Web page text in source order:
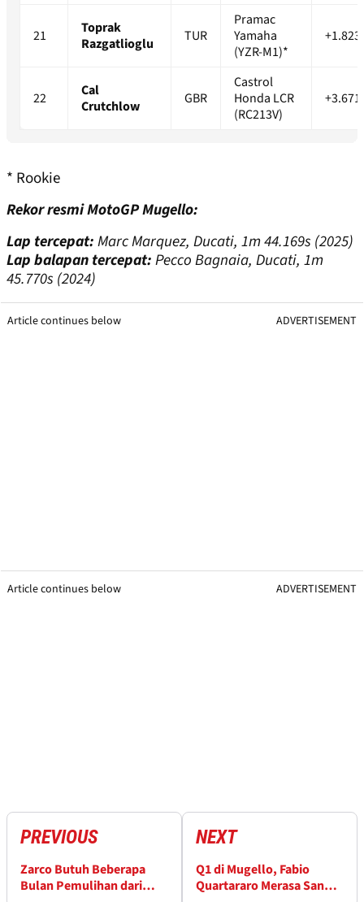
21
Toprak
Razgatlioglu
TUR
Pramac
Yamaha
(YZR-M1)*
22
Cal
Crutchlow
GBR
Castrol
Honda LCR
(RC213V)
* Rookie
Rekor resmi MotoGP Mugello:
Lap tercepat:Marc Marquez, Ducati, 1m 44.169s (2025)
Lap balapan tercepat:Pecco Bagnaia, Ducati, 1m
45.770s (2024)
Article continues below ADVERTISEMENT
Article continues below ADVERTISEMENT
PREVIOUS
Zarco Butuh Beberapa
Bulan Pemulihan dari
NEXT
Q1 di Mugello, Fabio
Quartararo Merasa Sangat